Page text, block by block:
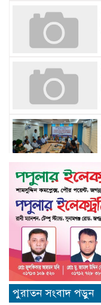
পুরাতন সংবাদ পড়ুন